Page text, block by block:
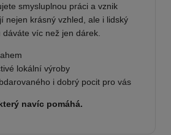
smysluplnou práci a vznik
nejen krásný vzhled, ale i lidský
víc než jen dárek.
lokální výroby
i dobrý pocit pro vás
navíc pomáhá.